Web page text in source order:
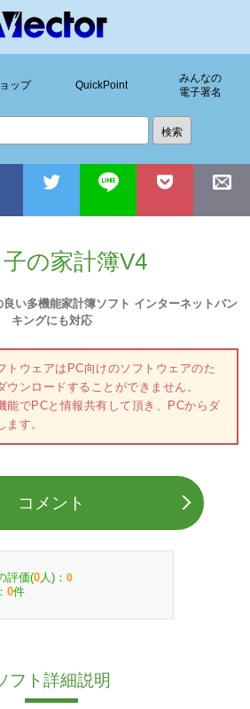
ップ QuickPoint
みんなの
電子署名
の家計簿V4
い多機能家計簿ソフト インターネットバン
キングにも対応
トウェアはPC向けのソフトウェアのた
ンロードすることができません。
能でPCと情報共有して頂き、PCからダ
す。
コメント
評価(0 人)： 0
0件
フト詳細説明